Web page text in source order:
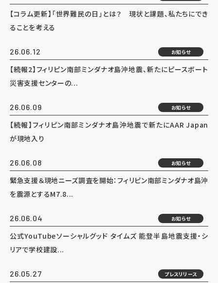
【コラム更新】「世界難民の日」とは？ 現状と課題、私たちにでき
ることを考える
26.06.12 お知らせ
【続報2】フィリピン南部ミンダナオ島沖地震、新たにピースボート
災害支援センターの...
26.06.09 お知らせ
【続報】フィリピン南部ミンダナオ島沖地震で新たにAAR Japan
が現地入り
26.06.08 お知らせ
緊急支援＆現地ニーズ調査を開始：フィリピン南部ミンダナオ島沖
を震源とするM7.8...
26.06.04 お知らせ
公式YouTubeソーシャルグッド タイムズ 能登半島地震支援・シ
リアで学校建設...
26.05.27 プレスリリース